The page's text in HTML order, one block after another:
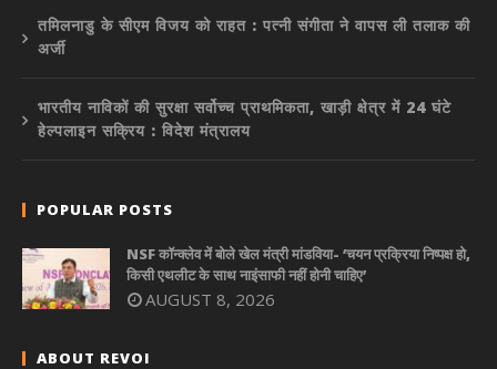
तमिलनाडु के सीएम विजय को राहत : पत्नी संगीता ने वापस ली तलाक की
अर्जी
भारतीय नाविकों की सुरक्षा सर्वोच्च प्राथमिकता, खाड़ी क्षेत्र में 24 घंटे
हेल्पलाइन सक्रिय : विदेश मंत्रालय
POPULAR POSTS
NSF कॉन्क्लेव में बोले खेल मंत्री मांडविया- ‘चयन प्रक्रिया निष्पक्ष हो,
किसी एथलीट के साथ नाइंसाफी नहीं होनी चाहिए’
AUGUST 8, 2026
ABOUT REVOI